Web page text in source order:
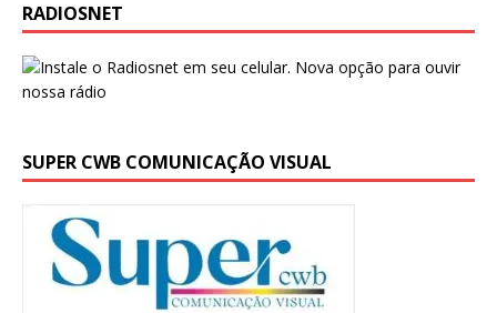
RADIOSNET
SUPER CWB COMUNICAÇÃO VISUAL